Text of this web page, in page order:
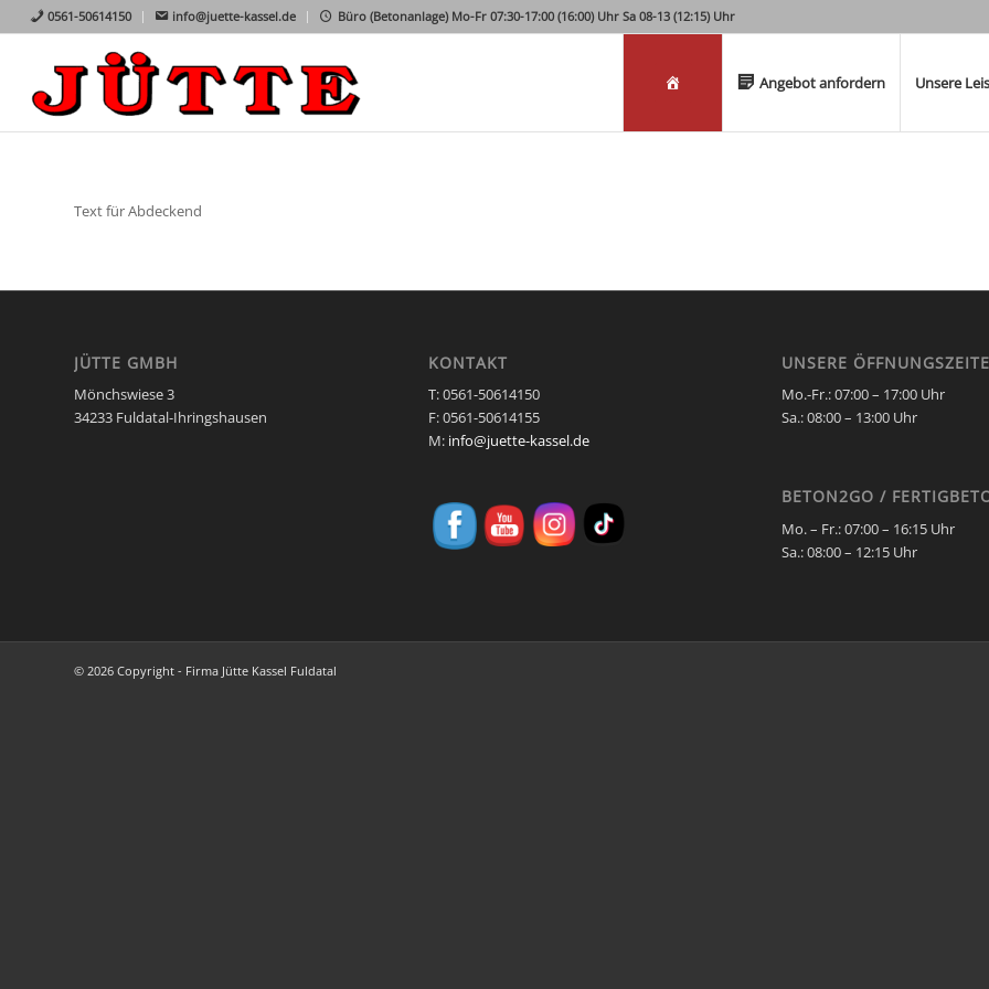
0561-50614150 info@juette-kassel.de Büro (Betonanlage) Mo-Fr 07:30-17:00 (16:00) Uhr Sa 08-13 (12:15) Uhr
WillkommenAngebot anfordern Unsere
Text für Abdeckend
JÜTTE GMBH
Mönchswiese 3
34233 Fuldatal-Ihringshausen
KONTAKT
T: 0561-50614150
F: 0561-50614155
M: info@juette-kassel.de
UNSERE
Mo.-Fr.: 07:00 – 17:00 Uhr
Sa.:08:00 – 13:00 Uhr
BETON2GO /
Mo. – Fr.:07:00 – 16:15 Uhr
Sa.:08:00 – 12:15 Uhr
© 2026 Copyright - Firma Jütte Kassel Fuldatal